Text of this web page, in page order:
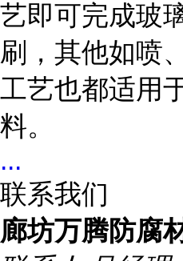
艺即可完成玻
刷，其他如喷
工艺也都适用
料。
...
联系我们
廊坊万腾防腐